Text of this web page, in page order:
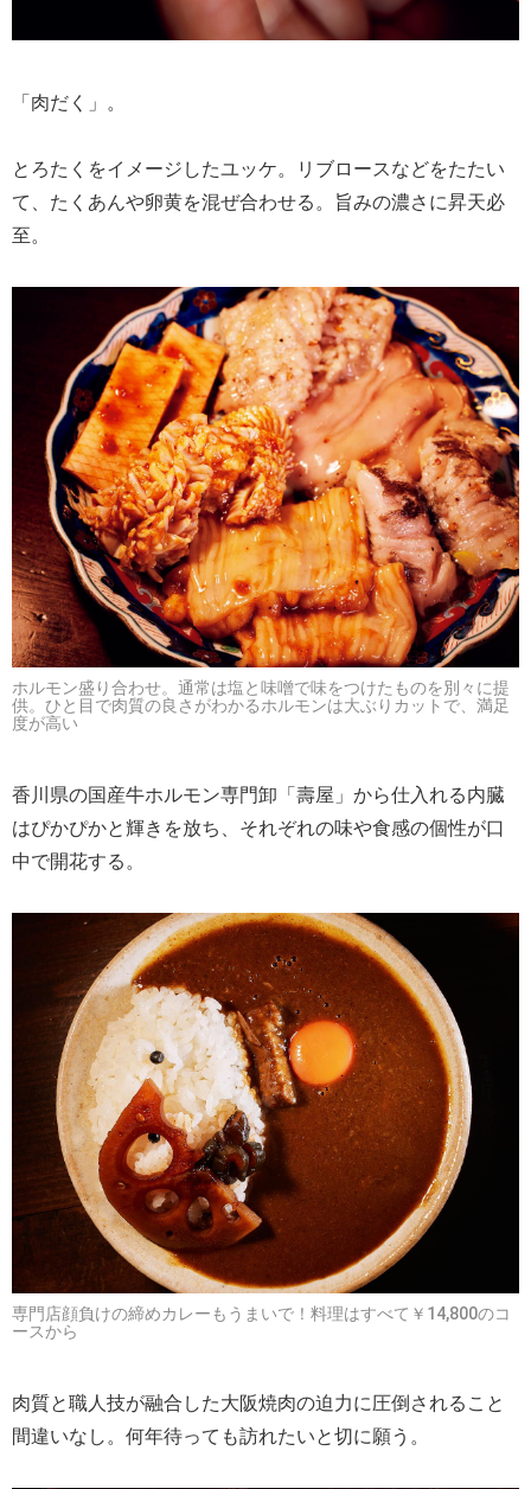
「肉だく」。
とろたくをイメージしたユッケ。リブロースなどをたたい
て、たくあんや卵黄を混ぜ合わせる。旨みの濃さに昇天必
至。
ホルモン盛り合わせ。通常は塩と味噌で味をつけたものを別々に提
供。ひと目で肉質の良さがわかるホルモンは大ぶりカットで、満足
度が高い
香川県の国産牛ホルモン専門卸「壽屋」から仕入れる内臓
はぴかぴかと輝きを放ち、それぞれの味や食感の個性が口
中で開花する。
専門店顔負けの締めカレーもうまいで！料理はすべて￥14,800のコ
ースから
肉質と職人技が融合した大阪焼肉の迫力に圧倒されること
間違いなし。何年待っても訪れたいと切に願う。